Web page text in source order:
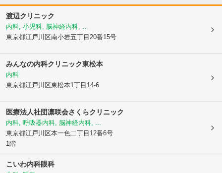
渡辺クリニック
内科, 小児科, 脳神経内科, ...
東京都江戸川区南小岩五丁目20番15号
みんなの内科クリニック東松本
内科
東京都江戸川区東松本1丁目14-6
医療法人社団凛咲会さくらクリニック
内科, 呼吸器内科, 脳神経内科, ...
東京都江戸川区本一色二丁目12番6号
1階
こいわ内科眼科